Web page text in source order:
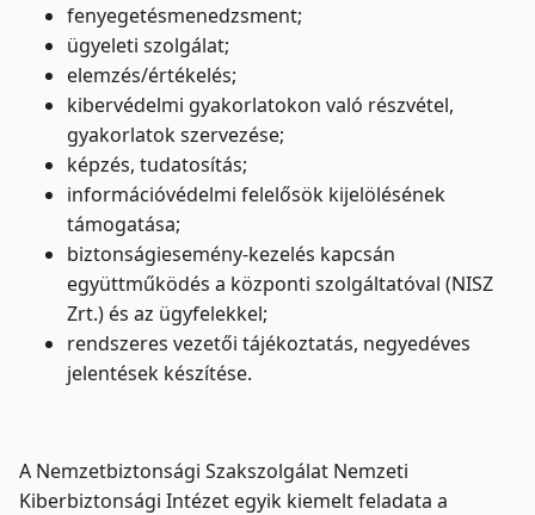
fenyegetésmenedzsment;
ügyeleti szolgálat;
elemzés/értékelés;
kibervédelmi gyakorlatokon való részvétel,
gyakorlatok szervezése;
képzés, tudatosítás;
információvédelmi felelősök kijelölésének
támogatása;
biztonságiesemény-kezelés kapcsán
együttműködés a központi szolgáltatóval (NISZ
Zrt.) és az ügyfelekkel;
rendszeres vezetői tájékoztatás, negyedéves
jelentések készítése.
A Nemzetbiztonsági Szakszolgálat Nemzeti
Kiberbiztonsági Intézet egyik kiemelt feladata a